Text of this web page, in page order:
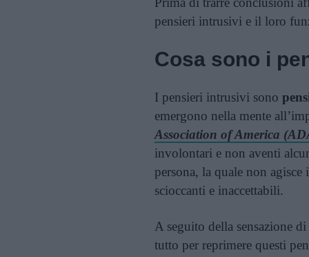
pensieri intrusivi e il loro
Cosa sono i
I pensieri intrusivi sono
emergono nella mente
Association of America
involontari e non aventi
persona, la quale non agisce
scioccanti e inaccettabili.
A seguito della sensazione
tutto per reprimere questi